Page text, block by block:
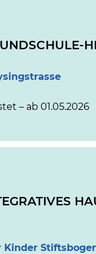
– ab 01.05.2026
Kinder